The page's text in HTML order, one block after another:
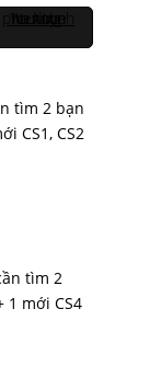
tìm 2 bạn
CS1, CS2
tìm 2
1 mới CS4